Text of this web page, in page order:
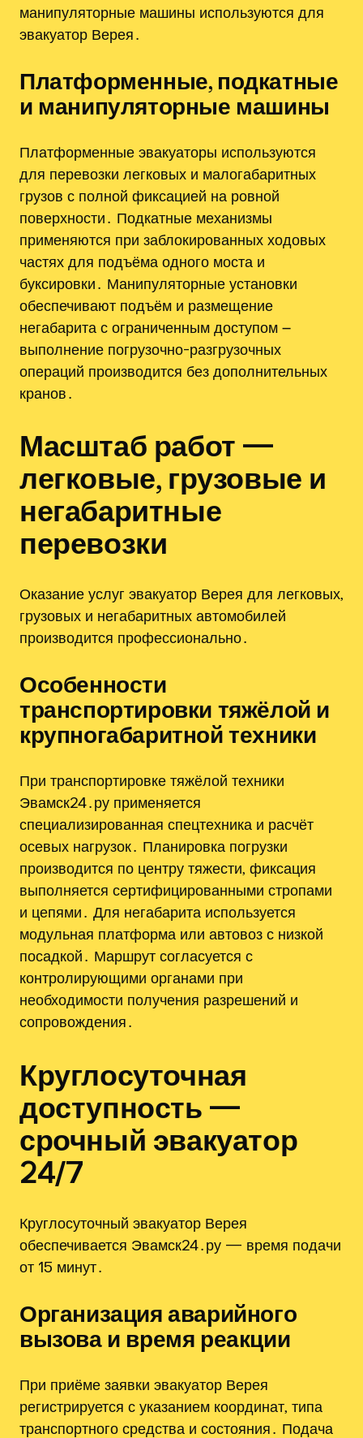
манипуляторные машины используются для
эвакуатор Верея․
Платформенные‚ подкатные
и манипуляторные машины
Платформенные эвакуаторы используются
для перевозки легковых и малогабаритных
грузов с полной фиксацией на ровной
поверхности․ Подкатные механизмы
применяются при заблокированных ходовых
частях для подъёма одного моста и
буксировки․ Манипуляторные установки
обеспечивают подъём и размещение
негабарита с ограниченным доступом ౼
выполнение погрузочно-разгрузочных
операций производится без дополнительных
кранов․
Масштаб работ —
легковые‚ грузовые и
негабаритные
перевозки
Оказание услуг эвакуатор Верея для легковых‚
грузовых и негабаритных автомобилей
производится профессионально․
Особенности
транспортировки тяжёлой и
крупногабаритной техники
При транспортировке тяжёлой техники
Эвамск24․ру применяется
специализированная спецтехника и расчёт
осевых нагрузок․ Планировка погрузки
производится по центру тяжести‚ фиксация
выполняется сертифицированными стропами
и цепями․ Для негабарита используется
модульная платформа или автовоз с низкой
посадкой․ Маршрут согласуется с
контролирующими органами при
необходимости получения разрешений и
сопровождения․
Круглосуточная
доступность —
срочный эвакуатор
24/7
Круглосуточный эвакуатор Верея
обеспечивается Эвамск24․ру — время подачи
от 15 минут․
Организация аварийного
вызова и время реакции
При приёме заявки эвакуатор Верея
регистрируется с указанием координат‚ типа
транспортного средства и состояния․ Подача